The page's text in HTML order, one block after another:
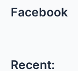
Facebook
Recent: